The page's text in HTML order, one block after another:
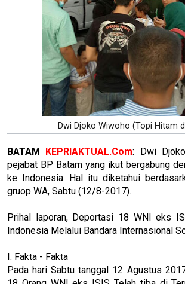
Dwi Djoko Wiwoho (Topi Hitam
BATAM KEPRIAKTUAL.Com: Dwi
pejabat BP Batam yang ikut bergabung
ke Indonesia. Hal itu diketahui
gruop WA, Sabtu (12/8-2017).
Prihal laporan, Deportasi 18 WNI eks
Indonesia Melalui Bandara Internasional
I. Fakta - Fakta
Pada hari Sabtu tanggal 12 Agustus